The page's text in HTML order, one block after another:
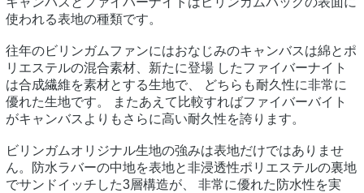
使われる表地の種類です。
往年のビリンガムファンにはおなじみのキャンバスは綿とポ
リエステルの混合素材、新たに登場 したファイバーナイト
は合成繊維を素材とする生地で、 どちらも耐久性に非常に
優れた生地です。 またあえて比較すればファイバーバイト
がキャンバスよりもさらに高い耐久性を誇ります。
ビリンガムオリジナル生地の強みは表地だけではありませ
ん。防水ラバーの中地を表地と非浸透性ポリエステルの裏地
でサンドイッチした3層構造が、 非常に優れた防水性を実